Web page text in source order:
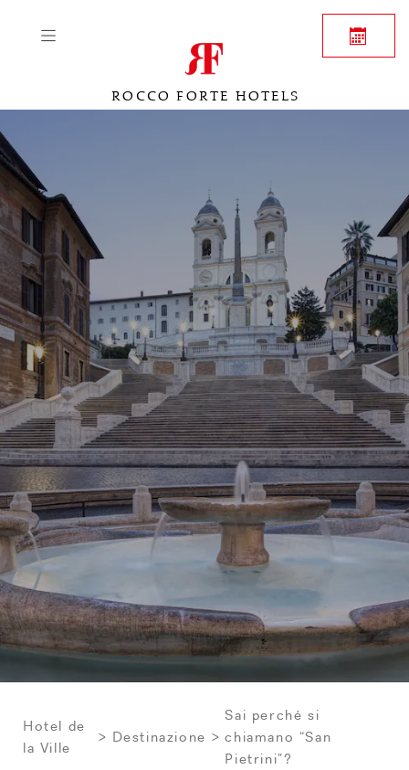
ROCCO FORTE HOTELS
Hotel de
la Ville
Destinazione
Sai perché si
chiamano “San
Pietrini”?